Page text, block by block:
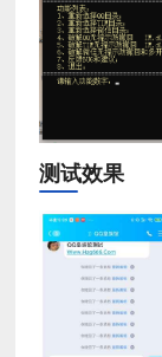
测试效果